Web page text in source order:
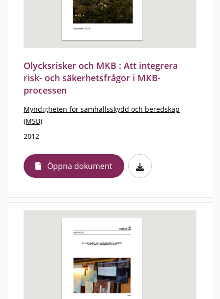
Olycksrisker och MKB : Att integrera
risk- och säkerhetsfrågor i MKB-
processen
Myndigheten för samhällsskydd och beredskap
(MSB)
2012
Öppna dokument